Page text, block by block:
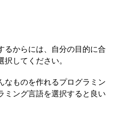
るからには、自分の目的に合
択してください。
なものを作れるプログラミン
ミング言語を選択すると良い